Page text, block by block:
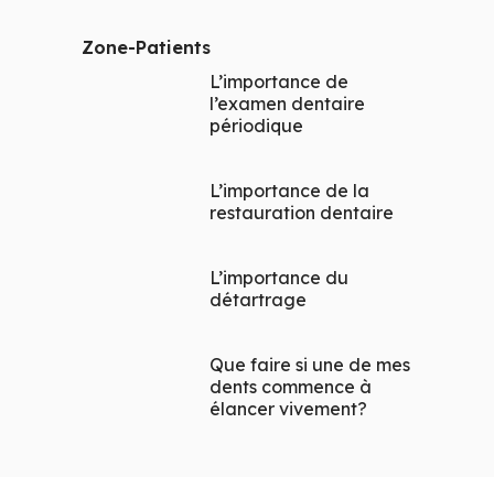
Zone-Patients
L’importance de
l’examen dentaire
périodique
L’importance de la
restauration dentaire
L’importance du
détartrage
Que faire si une de mes
dents commence à
élancer vivement?